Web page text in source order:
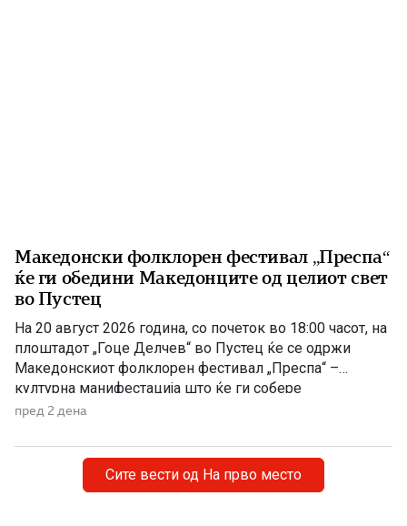
Македонски фолклорен фестивал „Преспа“
ќе ги обедини Македонците од целиот свет
во Пустец
На 20 август 2026 година, со почеток во 18:00 часот, на
плоштадот „Гоце Делчев“ во Пустец ќе се одржи
Македонскиот фолклорен фестивал „Преспа“ –
културна манифестација што ќе ги собере
Македонците од Македонија, Албанија и дијаспората во
Фестивалот ќе биде можност за промоција на богатото
македонско културно наследство […]
пред 2 дена
Сите вести од На прво место